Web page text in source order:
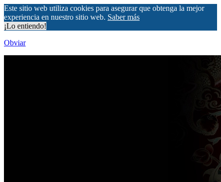
Este sitio web utiliza cookies para asegurar que obtenga la mejor
experiencia en nuestro sitio web. Saber más
¡Lo entiendo!
Obviar